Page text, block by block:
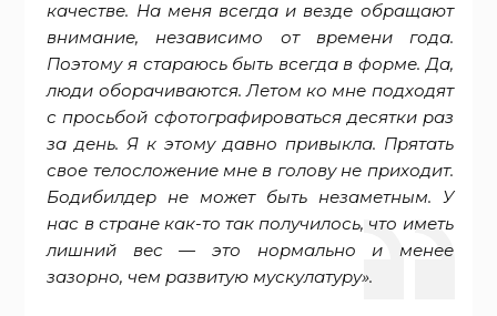
качестве. На меня всегда и везде обращают
внимание, независимо от времени года.
Поэтому я стараюсь быть всегда в форме. Да,
люди оборачиваются. Летом ко мне подходят
с просьбой сфотографироваться десятки раз
за день. Я к этому давно привыкла. Прятать
свое телосложение мне в голову не приходит.
Бодибилдер не может быть незаметным. У
нас в стране как-то так получилось, что иметь
лишний вес — это нормально и менее
зазорно, чем развитую мускулатуру».